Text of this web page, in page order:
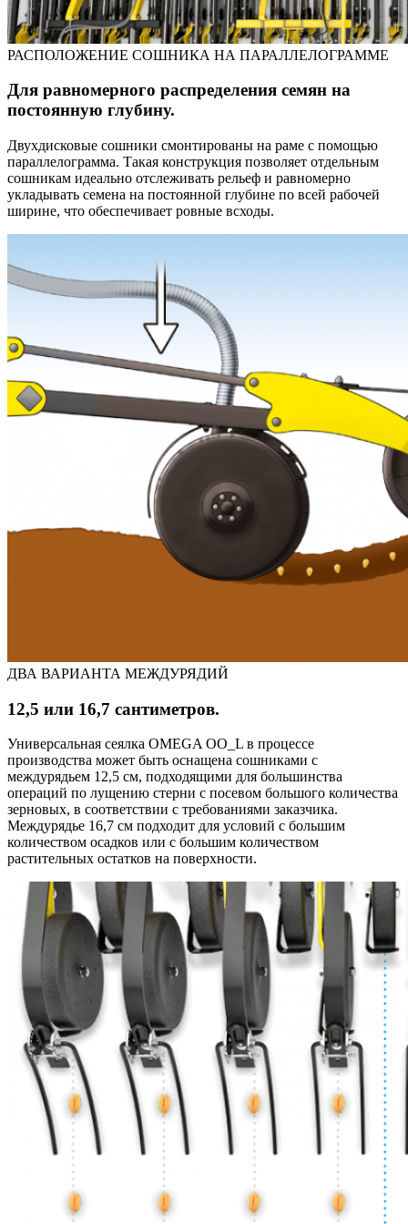
РАСПОЛОЖЕНИЕ СОШНИКА НА ПАРАЛЛЕЛОГРАММЕ
Для равномерного распределения семян на
постоянную глубину.
Двухдисковые сошники смонтированы на раме с помощью
параллелограмма. Такая конструкция позволяет отдельным
сошникам идеально отслеживать рельеф и равномерно
укладывать семена на постоянной глубине по всей рабочей
ширине, что обеспечивает ровные всходы.
ДВА ВАРИАНТА МЕЖДУРЯДИЙ
12,5 или 16,7 сантиметров.
Универсальная сеялка OMEGA OO_L в процессе
производства может быть оснащена сошниками с
междурядьем 12,5 см, подходящими для большинства
операций по лущению стерни с посевом большого количества
зерновых, в соответствии с требованиями заказчика.
Междурядье 16,7 см подходит для условий с большим
количеством осадков или с большим количеством
растительных остатков на поверхности.